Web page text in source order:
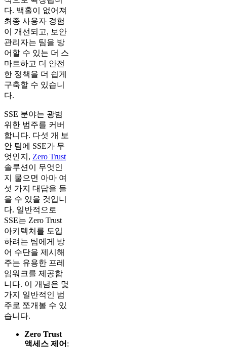
다. 백홀이 없어져
최종 사용자 경험
이 개선되고, 보안
관리자는 팀을 방
어할 수 있는 더 스
마트하고 더 안전
한 정책을 더 쉽게
구축할 수 있습니
다.
SSE 분야는 광범
위한 범주를 커버
합니다. 다섯 개 보
안 팀에 SSE가 무
엇인지, Zero Trust
솔루션이 무엇인
지 물으면 아마 여
섯 가지 대답을 들
을 수 있을 것입니
다. 일반적으로
SSE는 Zero Trust
아키텍처를 도입
하려는 팀에게 방
어 수단을 제시해
주는 유용한 프레
임워크를 제공합
니다. 이 개념은 몇
가지 일반적인 범
주로 쪼개볼 수 있
습니다.
Zero Trust
액세스 제어 :